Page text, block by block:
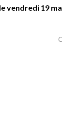
vendredi 19